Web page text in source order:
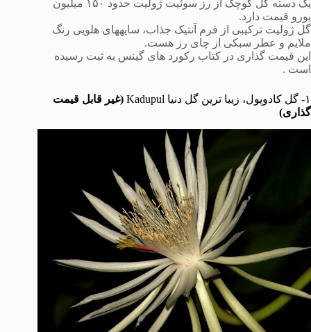
یک دسته گل کوچک از رز سوئیت ژولیت حدود ۱۵۰ میلیون
یورو قیمت دارد.
گل ژولیت ترکیبی از فرم آنتیک جذاب، سایههای هلویی رنگ
ملایم و عطر سبکی از چای رز هست.
این قیمت گذاری در کتاب رکورد های گینس به ثبت رسیده
است .
۱- گل کادوپول، زیبا ترین گل دنیا Kadupul
(غیر قابل قیمت
گذاری)